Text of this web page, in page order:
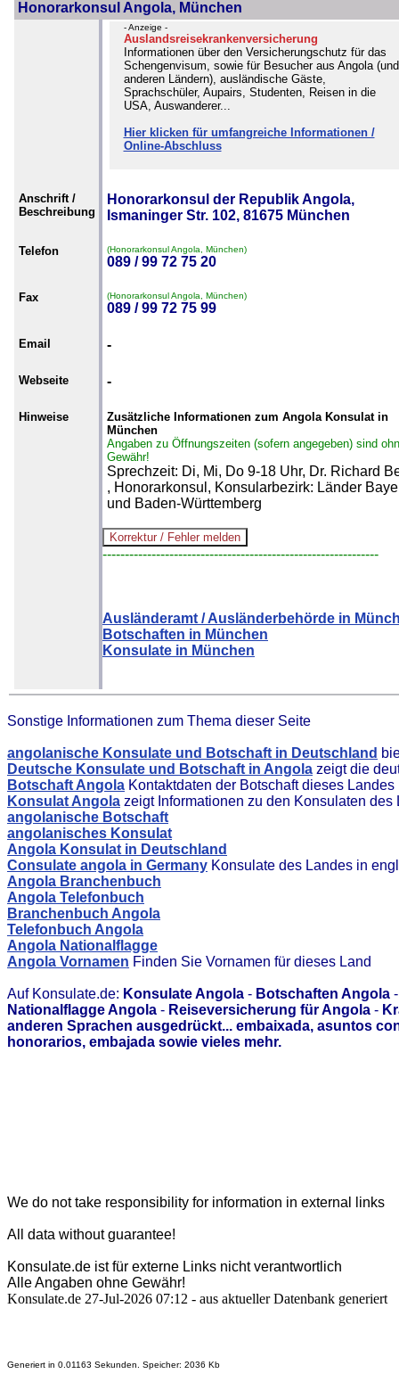
Honorarkonsul Angola, München
- Anzeige -
Auslandsreisekrankenversicherung
Informationen über den Versicherungschutz für das
Schengenvisum, sowie für Besucher aus Angola (und
anderen Ländern), ausländische Gäste,
Sprachschüler, Aupairs, Studenten, Reisen in die
USA, Auswanderer...
Hier klicken für umfangreiche Informationen /
Online-Abschluss
Anschrift /
Beschreibung
Honorarkonsul der Republik Angola,
Ismaninger Str. 102, 81675 München
Telefon (Honorarkonsul Angola, München)
089 / 99 72 75 20
Fax (Honorarkonsul Angola, München)
089 / 99 72 75 99
Email -
Webseite -
Hinweise
Zusätzliche Informationen zum Angola Konsulat in
München
Angaben zu Öffnungszeiten (sofern angegeben) sind
Gewähr!
Sprechzeit: Di, Mi, Do 9-18 Uhr, Dr. Richard
, Honorarkonsul, Konsularbezirk: Länder
und Baden-Württemberg
--------------------------------------------------------------
Ausländeramt / Ausländerbehörde in
Botschaften in München
Konsulate in München
Sonstige Informationen zum Thema dieser Seite
angolanische Konsulate und Botschaft in Deutschland
Deutsche Konsulate und Botschaft in Angola zeigt die
Botschaft Angola Kontaktdaten der Botschaft dieses Landes
Konsulat Angola zeigt Informationen zu den Konsulaten des
angolanische Botschaft
angolanisches Konsulat
Angola Konsulat in Deutschland
Consulate angola in Germany Konsulate des Landes in
Angola Branchenbuch
Angola Telefonbuch
Branchenbuch Angola
Telefonbuch Angola
Angola Nationalflagge
Angola Vornamen Finden Sie Vornamen für dieses Land
Auf Konsulate.de: Konsulate Angola - Botschaften Angola
Nationalflagge Angola - Reiseversicherung für Angola -
anderen Sprachen ausgedrückt... embaixada, asuntos
honorarios, embajada sowie vieles mehr.
We do not take responsibility for information in external links
All data without guarantee!
Konsulate.de ist für externe Links nicht verantwortlich
Alle Angaben ohne Gewähr!
Konsulate.de 27-Jul-2026 07:12 - aus aktueller Datenbank generiert
Generiert in 0.01163 Sekunden. Speicher: 2036 Kb